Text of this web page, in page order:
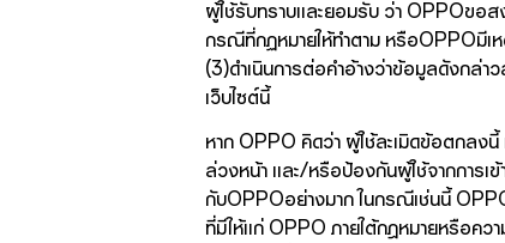
ผู้ใช้รับทราบและยอมรับ ว่า OPPOขอส
กรณีที่กฏหมายให้ทำตาม หรือOPPOมีเ
(3)ดำเนินการต่อคำอ้างว่าข้อมูลดังก
เว็บไซต์นี้
หาก OPPO คิดว่า ผู้ใช้ละเมิดข้อตกลง
ล่วงหน้า และ/หรือป้องกันผู้ใช้จากการเข้
กับOPPOอย่างมาก ในกรณีเช่นนี้ OPPO
ที่มีให้แก่ OPPO ภายใต้กฎหมายหรือคว